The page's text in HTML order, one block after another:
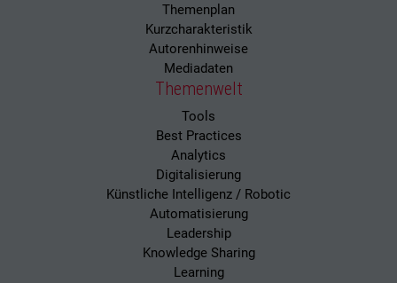
Themenplan
Kurzcharakteristik
Autorenhinweise
Mediadaten
Themenwelt
Tools
Best Practices
Analytics
Digitalisierung
Künstliche Intelligenz / Robotic
Automatisierung
Leadership
Knowledge Sharing
Learning